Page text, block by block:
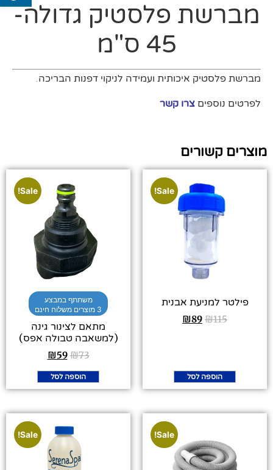
מברשת פלסטיק גדולה-
45 ס"מ
מברשת פלסטיק איכותית ועמידה לניקוי דפנות הבריכה.
לפרטים נוספים צרו קשר
מוצרים קשורים
Sale!
פילטר למניעת אבנית
₪115
₪89
הוספה לסל
Sale!
משתתף במבצע
3 מוצרים משלוח חינם
מתאם לצינור גינה
(למשאבה טבולה אפס)
₪73
₪59
הוספה לסל
Sale!
Sale!